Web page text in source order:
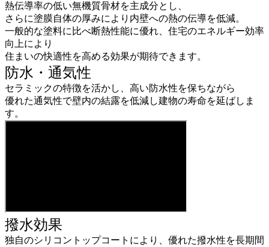
熱伝導率の低い無機質骨材を主成分とし、
さらに塗膜自体の厚みにより内壁への熱の伝導を低減。
一般的な塗料に比べ断熱性能に優れ、住宅のエネルギー効率
向上により
住まいの快適性を高める効果が期待できます。
防水・通気性
セラミックの特徴を活かし、高い防水性を保ちながら
優れた通気性で壁内の結露を低減し建物の寿命を延ばしま
す。
撥水効果
独自のシリコントップコートにより、優れた撥水性を長期間